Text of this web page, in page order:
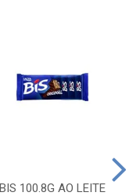
BIS 100.8G AO LEITE